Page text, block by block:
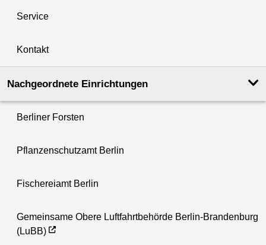
Service
Kontakt
Nachgeordnete Einrichtungen
Berliner Forsten
Pflanzenschutzamt Berlin
Fischereiamt Berlin
Gemeinsame Obere Luftfahrtbehörde Berlin-Brandenburg
(LuBB)